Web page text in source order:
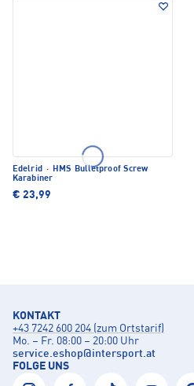
Edelrid · HMS Bulletproof Screw
Karabiner
€ 23,99
KONTAKT
+43 7242 600 204 (zum Ortstarif)
Mo. – Fr. 08:00 – 20:00 Uhr
service.eshop@intersport.at
FOLGE UNS